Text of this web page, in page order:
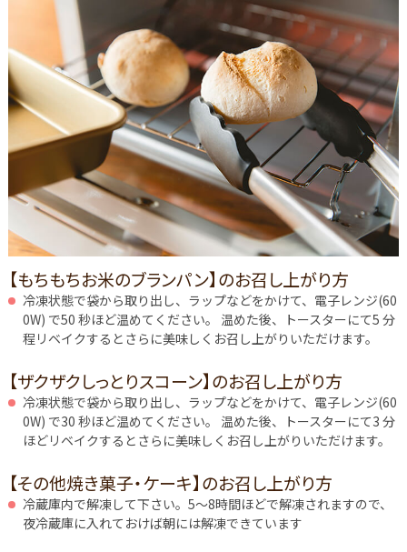
【もちもちお米のブランパン】のお召し上がり方
冷凍状態で袋から取り出し、ラップなどをかけて、電子レンジ(60
0W) で50 秒ほど温めてください。 温めた後、トースターにて5 分
程リベイクするとさらに美味しくお召し上がりいただけます。
【ザクザクしっとりスコーン】のお召し上がり方
冷凍状態で袋から取り出し、ラップなどをかけて、電子レンジ(60
0W) で30 秒ほど温めてください。 温めた後、トースターにて3 分
ほどリベイクするとさらに美味しくお召し上がりいただけます。
【その他焼き菓子・ケーキ】のお召し上がり方
冷蔵庫内で解凍して下さい。5～8時間ほどで解凍されますので、
夜冷蔵庫に入れておけば朝には解凍できています